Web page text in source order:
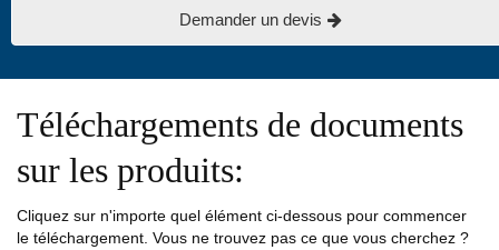
Demander un devis
Téléchargements de documents
sur les produits:
Cliquez sur n'importe quel élément ci-dessous pour commencer
le téléchargement. Vous ne trouvez pas ce que vous cherchez ?